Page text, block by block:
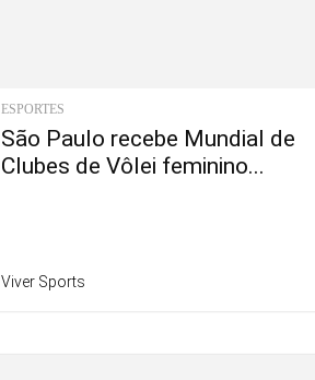
ESPORTES
São Paulo recebe Mundial de
Clubes de Vôlei feminino...
Viver Sports